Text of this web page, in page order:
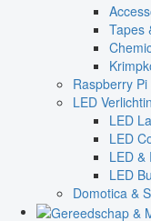
Tapes
Raspberry Pi
LED
LED
LED
LED &
LED
Domotica &